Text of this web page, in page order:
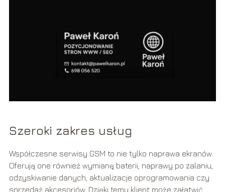
Szeroki zakres usług
Współczesne serwisy GSM to nie tylko naprawa ekranów.
Oferują one również wymianę baterii, naprawy po zalaniu,
odzyskiwanie danych, aktualizacje oprogramowania czy
sprzedaż akcesoriów. Dzięki temu klient może załatwić